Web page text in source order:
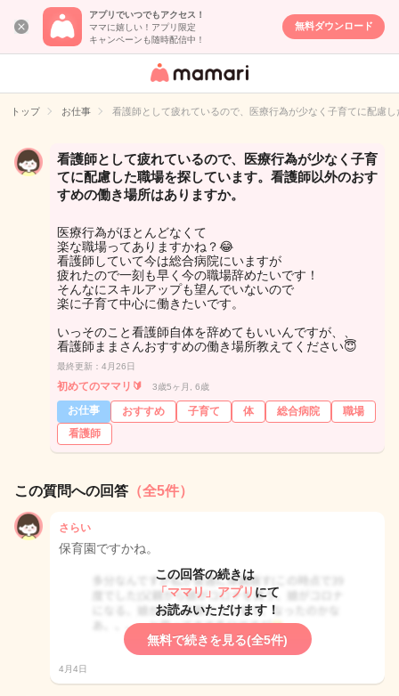
アプリでいつでもアクセス！
ママに嬉しい！アプリ限定
キャンペーンも随時配信中！
無料ダウンロード
女性専用匿名QA
イト
トップ お仕事 看護師として疲れているので、医療行為が少なく子育てに配慮
看護師として疲れているので、医療行為が少なく子育
てに配慮した職場を探しています。看護師以外のおす
すめの働き場所はありますか。
医療行為がほとんどなくて
楽な職場ってありますかね？😂
看護師していて今は総合病院にいますが
疲れたので一刻も早く今の職場辞めたいです！
そんなにスキルアップも望んでいないので
楽に子育て中心に働きたいです。
いっそのこと看護師自体を辞めてもいいんですが、、
看護師ままさんおすすめの働き場所教えてください😇
最終更新：4月26日
初めてのママリ🔰 3歳5ヶ月, 6歳
お仕事 おすすめ 子育て 体 総合病院
職場
看護師
この質問への回答 （全5件）
さらい
保育園ですかね。
この回答の続きは
「ママリ」アプリ にて
お読みいただけます！
無料で続きを見る(全5件)
4月4日